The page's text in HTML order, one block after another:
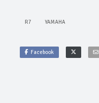
R7 YAMAHA
Facebook